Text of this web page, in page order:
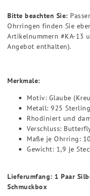
Bitte beachten Sie:
Ohrringen finden Sie
Artikelnummern #KA-13
Angebot enthalten).
Merkmale:
Motiv: Glaube
Metall: 925
Rhodiniert und
Verschluss:
Maße je Ohrring:
Gewicht: 1,9 je
Lieferumfang: 1 Paar
Schmuckbox